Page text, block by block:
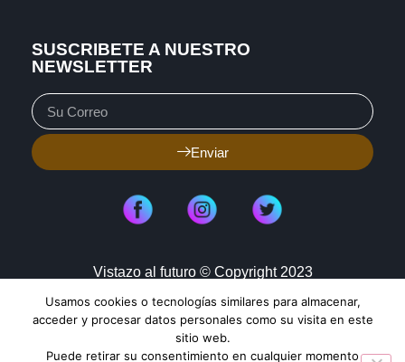
SUSCRIBETE A NUESTRO
NEWSLETTER
Enviar
Vistazo al futuro © Copyright 2023
Aviso de Privacidad
Política de Cookies
Mapa de Sitio
Usamos cookies o tecnologías similares para almacenar,
acceder y procesar datos personales como su visita en este
sitio web.
Puede retirar su consentimiento en cualquier momento